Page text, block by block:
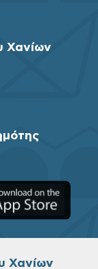
Χανίων
Χανίων